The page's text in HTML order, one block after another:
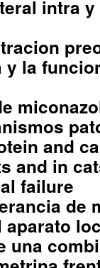
intra
la
and
and in
failure
de
una